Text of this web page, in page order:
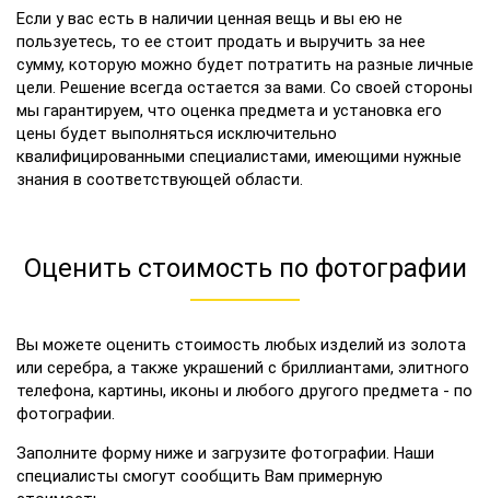
Если у вас есть в наличии ценная вещь и вы ею не
пользуетесь, то ее стоит продать и выручить за нее
сумму, которую можно будет потратить на разные личные
цели. Решение всегда остается за вами. Со своей стороны
мы гарантируем, что оценка предмета и установка его
цены будет выполняться исключительно
квалифицированными специалистами, имеющими нужные
знания в соответствующей области.
Оценить стоимость по фотографии
Вы можете оценить стоимость любых изделий из золота
или серебра, а также украшений с бриллиантами, элитного
телефона, картины, иконы и любого другого предмета - по
фотографии.
Заполните форму ниже и загрузите фотографии. Наши
специалисты смогут сообщить Вам примерную